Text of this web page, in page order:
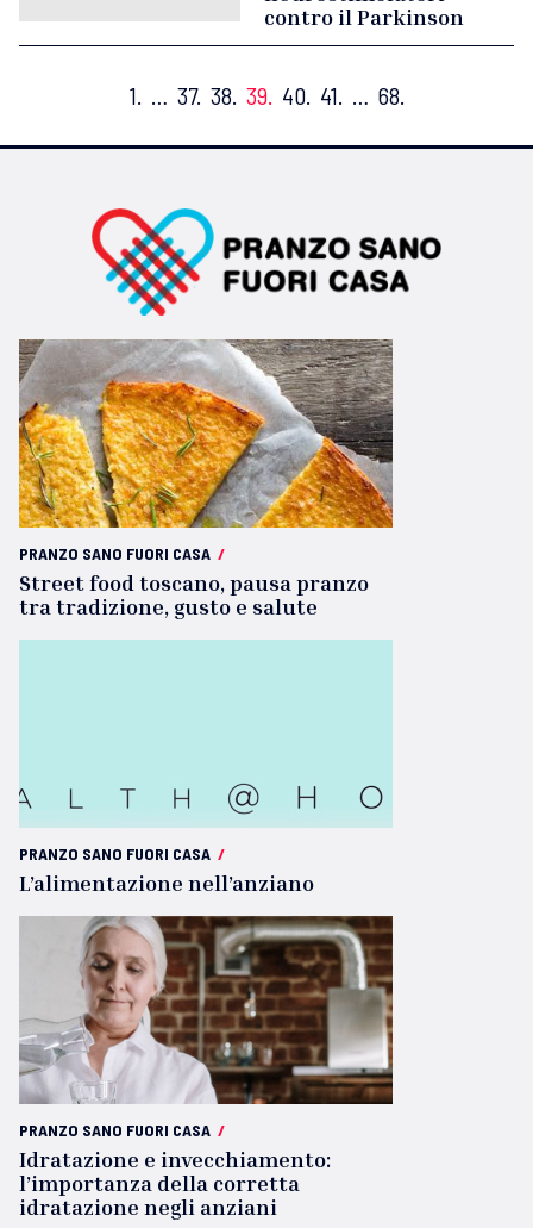
contro il Parkinson
1. … 37. 38. 39. 40. 41. … 68.
PRANZO SANO FUORI CASA /
Street food toscano, pausa pranzo
tra tradizione, gusto e salute
PRANZO SANO FUORI CASA /
L’alimentazione nell’anziano
PRANZO SANO FUORI CASA /
Idratazione e invecchiamento:
l’importanza della corretta
idratazione negli anziani